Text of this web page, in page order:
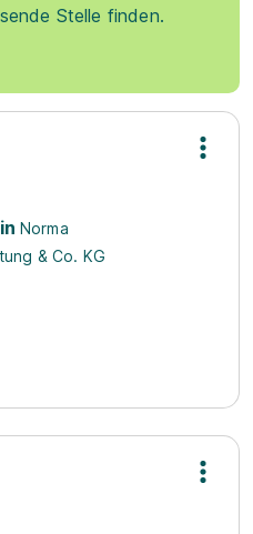
Stelle finden.
Norma
& Co. KG